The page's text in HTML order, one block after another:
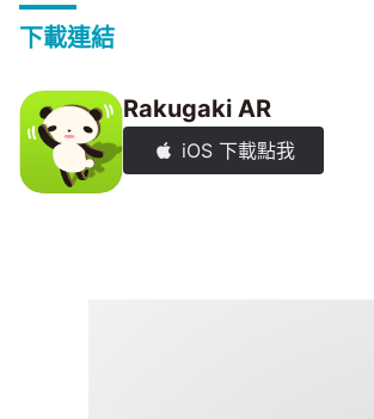
下載連結
Rakugaki AR
iOS 下載點我